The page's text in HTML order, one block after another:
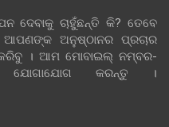
ଦେବାକୁ ଚାହୁଁଛନ୍ତି କି? ତେବେ
ଅନୁଷ୍ଠାନର ପ୍ରଚାର
। ଆମ ମୋବାଇଲ୍ ନମ୍ବର-
ଯୋଗାଯୋଗ କରନ୍ତୁ ।